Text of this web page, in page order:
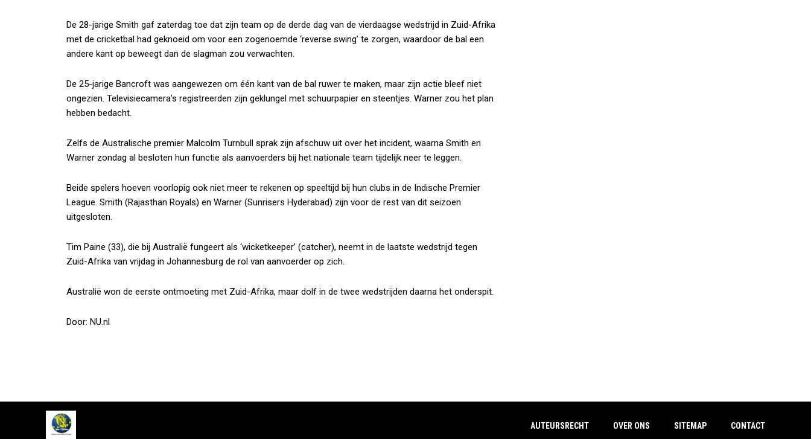
De 28-jarige Smith gaf zaterdag toe dat zijn team op de derde dag van de vierdaagse wedstrijd in Zuid-Afrika
met de cricketbal had geknoeid om voor een zogenoemde ‘reverse swing’ te zorgen, waardoor de bal een
andere kant op beweegt dan de slagman zou verwachten.
De 25-jarige Bancroft was aangewezen om één kant van de bal ruwer te maken, maar zijn actie bleef niet
ongezien. Televisiecamera’s registreerden zijn geklungel met schuurpapier en steentjes. Warner zou het plan
hebben bedacht.
Zelfs de Australische premier Malcolm Turnbull sprak zijn afschuw uit over het incident, waarna Smith en
Warner zondag al besloten hun functie als aanvoerders bij het nationale team tijdelijk neer te leggen.
Beide spelers hoeven voorlopig ook niet meer te rekenen op speeltijd bij hun clubs in de Indische Premier
League. Smith (Rajasthan Royals) en Warner (Sunrisers Hyderabad) zijn voor de rest van dit seizoen
uitgesloten.
Tim Paine (33), die bij Australië fungeert als ‘wicketkeeper’ (catcher), neemt in de laatste wedstrijd tegen
Zuid-Afrika van vrijdag in Johannesburg de rol van aanvoerder op zich.
Australië won de eerste ontmoeting met Zuid-Afrika, maar dolf in de twee wedstrijden daarna het onderspit.
Door: NU.nl
AUTEURSRECHT OVER ONS SITEMAP CONTACT